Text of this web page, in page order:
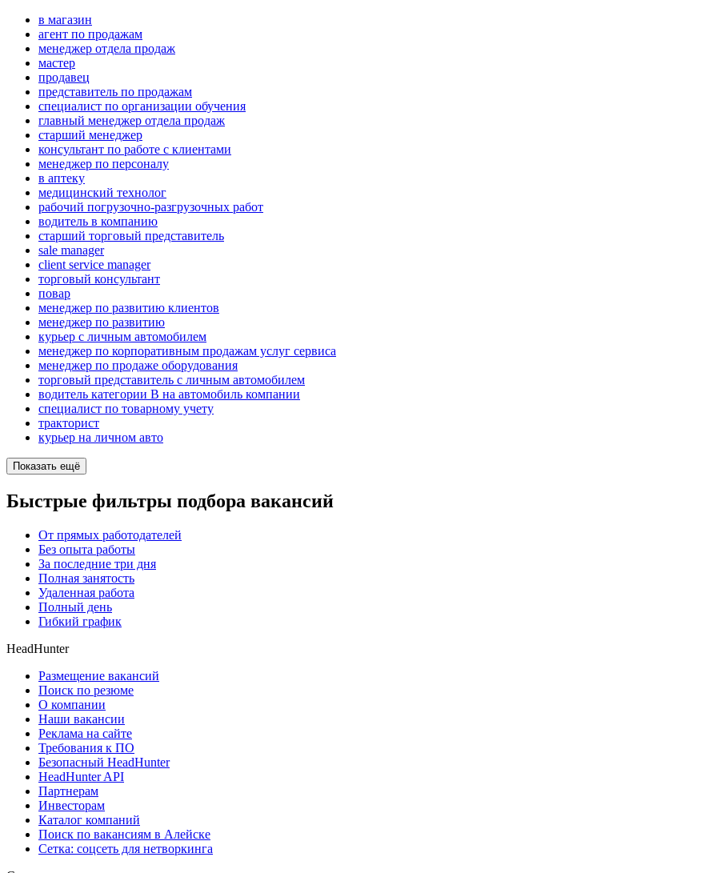
в магазин
агент по продажам
менеджер отдела продаж
мастер
продавец
представитель по продажам
специалист по организации обучения
главный менеджер отдела продаж
старший менеджер
консультант по работе с клиентами
менеджер по персоналу
в аптеку
медицинский технолог
рабочий погрузочно-разгрузочных работ
водитель в компанию
старший торговый представитель
sale manager
client service manager
торговый консультант
повар
менеджер по развитию клиентов
менеджер по развитию
курьер с личным автомобилем
менеджер по корпоративным продажам услуг сервиса
менеджер по продаже оборудования
торговый представитель с личным автомобилем
водитель категории B на автомобиль компании
специалист по товарному учету
тракторист
курьер на личном авто
Показать ещё
Быстрые фильтры подбора вакансий
От прямых работодателей
Без опыта работы
За последние три дня
Полная занятость
Удаленная работа
Полный день
Гибкий график
HeadHunter
Размещение вакансий
Поиск по резюме
О компании
Наши вакансии
Реклама на сайте
Требования к ПО
Безопасный HeadHunter
HeadHunter API
Партнерам
Инвесторам
Каталог компаний
Поиск по вакансиям в Алейске
Сетка: соцсеть для нетворкинга